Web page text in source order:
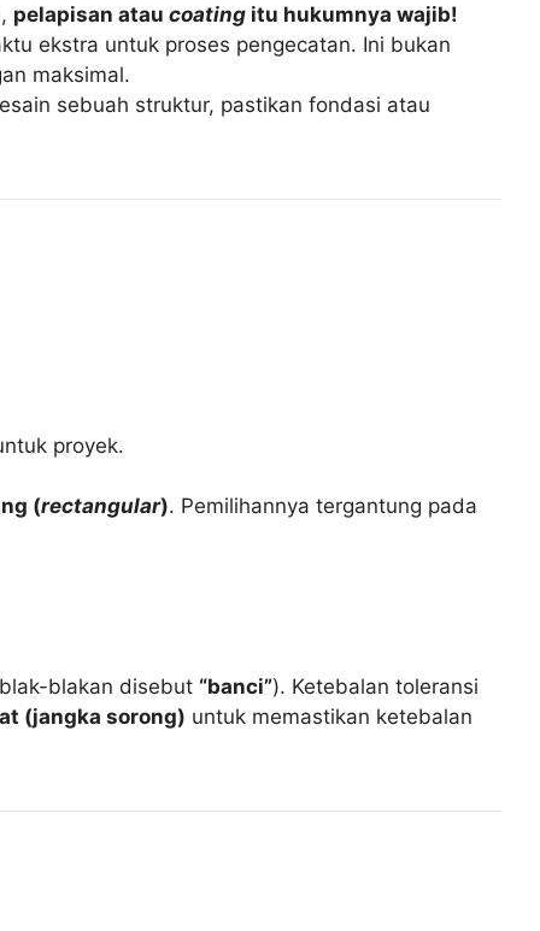
pelapisan ataucoating itu hukumnya wajib!
ekstra untuk proses pengecatan. Ini bukan
maksimal.
sebuah struktur, pastikan fondasi atau
proyek.
(rectangular). Pemilihannya tergantung pada
blakan disebut “banci”). Ketebalan toleransi
(jangka sorong) untuk memastikan ketebalan